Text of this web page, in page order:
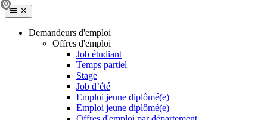
Demandeurs d'emploi
Offres d'emploi
Job étudiant
Temps partiel
Stage
Job d’été
Emploi jeune diplômé(e)
Emploi jeune diplômé(e)